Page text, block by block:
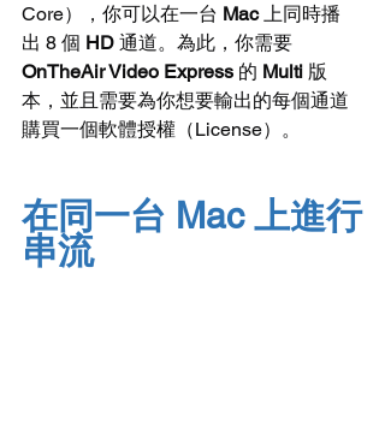
Core），你可以在一台 Mac 上同時播
出 8 個 HD 通道。為此，你需要
OnTheAir Video Express 的 Multi 版
本，並且需要為你想要輸出的每個通道
購買一個軟體授權（License）。
在同一台 Mac 上進行
串流